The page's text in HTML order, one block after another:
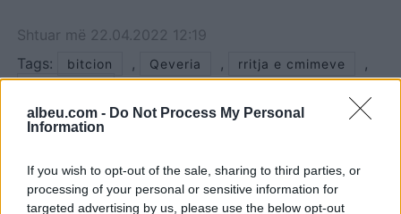
albeu.com - Do Not Process My Personal
Information
If you wish to opt-out of the sale, sharing to third parties, or
processing of your personal or sensitive information for
targeted advertising by us, please use the below opt-out
Shtuar më 22.04.2022 12:19
Tags:
bitcion , Qeveria , rritja e cmimeve ,
Sali Berisha